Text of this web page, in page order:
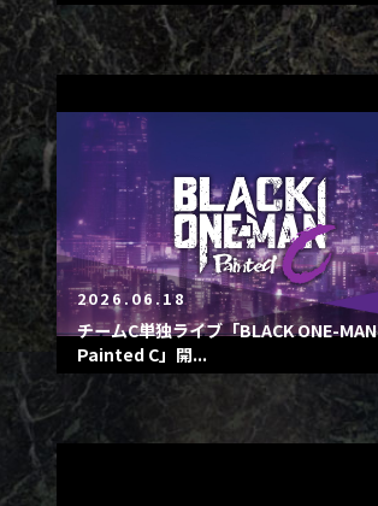
2026.06.18
チームC単独ライブ「BLACK ONE-MAN
Painted C」開...